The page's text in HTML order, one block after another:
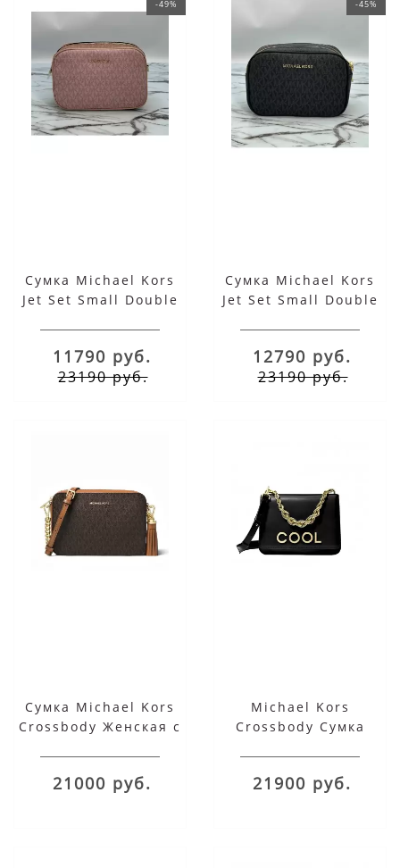
-49%
Сумка Michael Kors
Jet Set Small Double
11790 руб.
23190 руб.
-45%
Сумка Michael Kors
Jet Set Small Double
12790 руб.
23190 руб.
Сумка Michael Kors
Crossbody Женская с
21000 руб.
Michael Kors
Crossbody Сумка
21900 руб.